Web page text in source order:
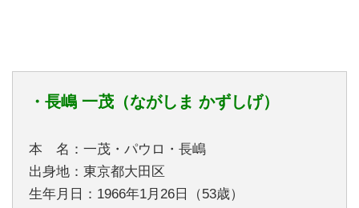
・長嶋 一茂（ながしま かずしげ）
本 名：一茂・パウロ・長嶋
出身地：東京都大田区
生年月日：1966年1月26日（53歳）